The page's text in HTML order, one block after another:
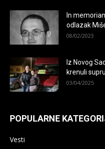
In
odlazak
08/02/2023
Iz Novog
krenuli
03/04/2025
POPULARNE
Vesti